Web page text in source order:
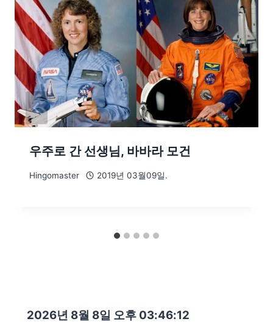
우주로 간 선생님, 바바라 모건
Hingomaster 2019년 03월09일.
2026년 8월 8일 오후 03:46:14